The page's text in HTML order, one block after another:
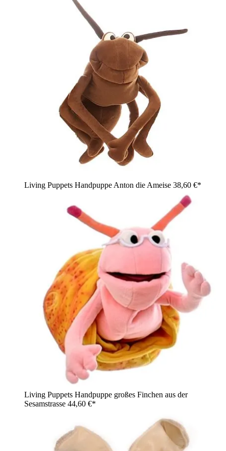
Living Puppets Handpuppe Anton die Ameise 38,60 €*
Living Puppets Handpuppe großes Finchen aus der
Sesamstrasse 44,60 €*